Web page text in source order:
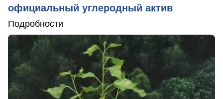
официальный углеродный актив
Подробности